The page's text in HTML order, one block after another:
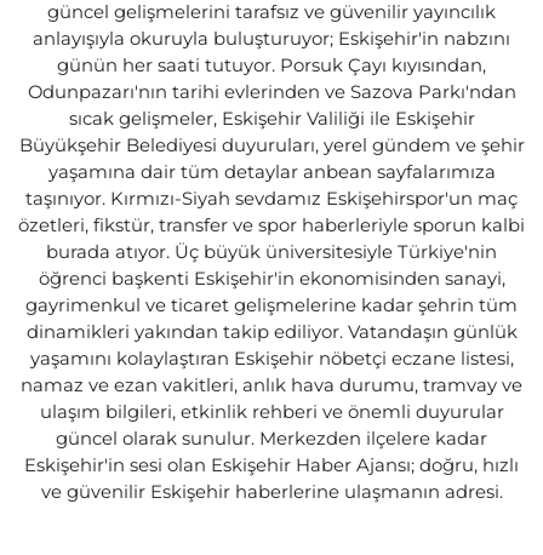
güncel gelişmelerini tarafsız ve güvenilir yayıncılık
anlayışıyla okuruyla buluşturuyor; Eskişehir'in nabzını
günün her saati tutuyor. Porsuk Çayı kıyısından,
Odunpazarı'nın tarihi evlerinden ve Sazova Parkı'ndan
sıcak gelişmeler, Eskişehir Valiliği ile Eskişehir
Büyükşehir Belediyesi duyuruları, yerel gündem ve şehir
yaşamına dair tüm detaylar anbean sayfalarımıza
taşınıyor. Kırmızı-Siyah sevdamız Eskişehirspor'un maç
özetleri, fikstür, transfer ve spor haberleriyle sporun kalbi
burada atıyor. Üç büyük üniversitesiyle Türkiye'nin
öğrenci başkenti Eskişehir'in ekonomisinden sanayi,
gayrimenkul ve ticaret gelişmelerine kadar şehrin tüm
dinamikleri yakından takip ediliyor. Vatandaşın günlük
yaşamını kolaylaştıran Eskişehir nöbetçi eczane listesi,
namaz ve ezan vakitleri, anlık hava durumu, tramvay ve
ulaşım bilgileri, etkinlik rehberi ve önemli duyurular
güncel olarak sunulur. Merkezden ilçelere kadar
Eskişehir'in sesi olan Eskişehir Haber Ajansı; doğru, hızlı
ve güvenilir Eskişehir haberlerine ulaşmanın adresi.